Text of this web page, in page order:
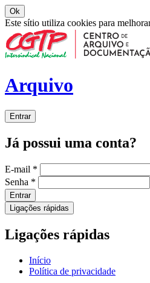
Ok
Este sítio utiliza cookies para
Arquivo
Entrar
Já possui uma conta?
E-mail *
Senha *
Entrar
Ligações rápidas
Ligações rápidas
Início
Política de privacidade